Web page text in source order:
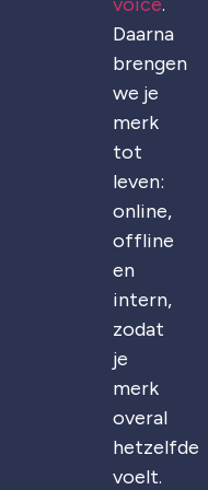
Daarna
brengen
we je
merk
tot
leven:
online,
offline
en
intern,
zodat
je
merk
overal
hetzelfde
voelt.